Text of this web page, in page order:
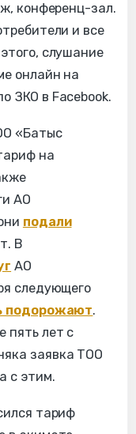
конференц-зал.
и все
слушание
онлайн на
ЗКО в Facebook.
«Батыс
на
АО
подали
В
АО
следующего
подорожают.
пять лет с
заявка ТОО
с этим.
тариф